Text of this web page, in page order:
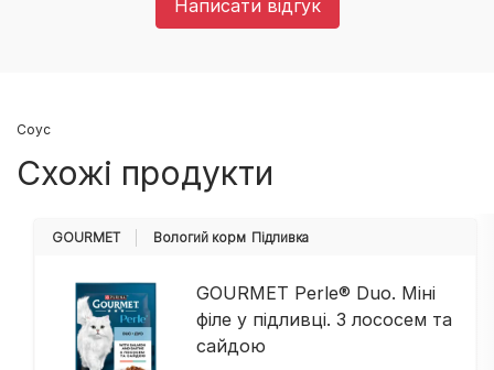
Написати відгук
Соус
Схожі продукти
GOURMET Вологий корм Підливка
GOURMET Perle® Duo. Міні
філе у підливці. З лососем та
сайдою